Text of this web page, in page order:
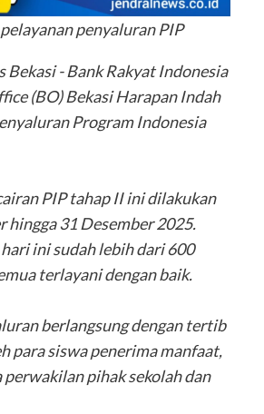
penyaluran PIP
Bekasi - Bank Rakyat Indonesia
(BO) Bekasi Harapan Indah
Program Indonesia
PIP tahap II ini dilakukan
hingga 31 Desember 2025.
ini sudah lebih dari 600
terlayani dengan baik.
berlangsung dengan tertib
para siswa penerima manfaat,
perwakilan pihak sekolah dan